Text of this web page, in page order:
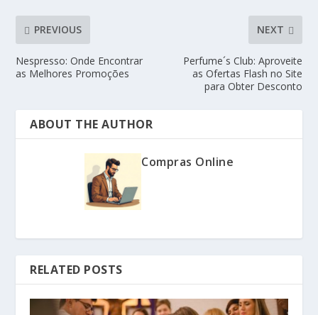
PREVIOUS
Nespresso: Onde Encontrar
as Melhores Promoções
NEXT
Perfume´s Club: Aproveite
as Ofertas Flash no Site
para Obter Desconto
ABOUT THE AUTHOR
Compras Online
RELATED POSTS